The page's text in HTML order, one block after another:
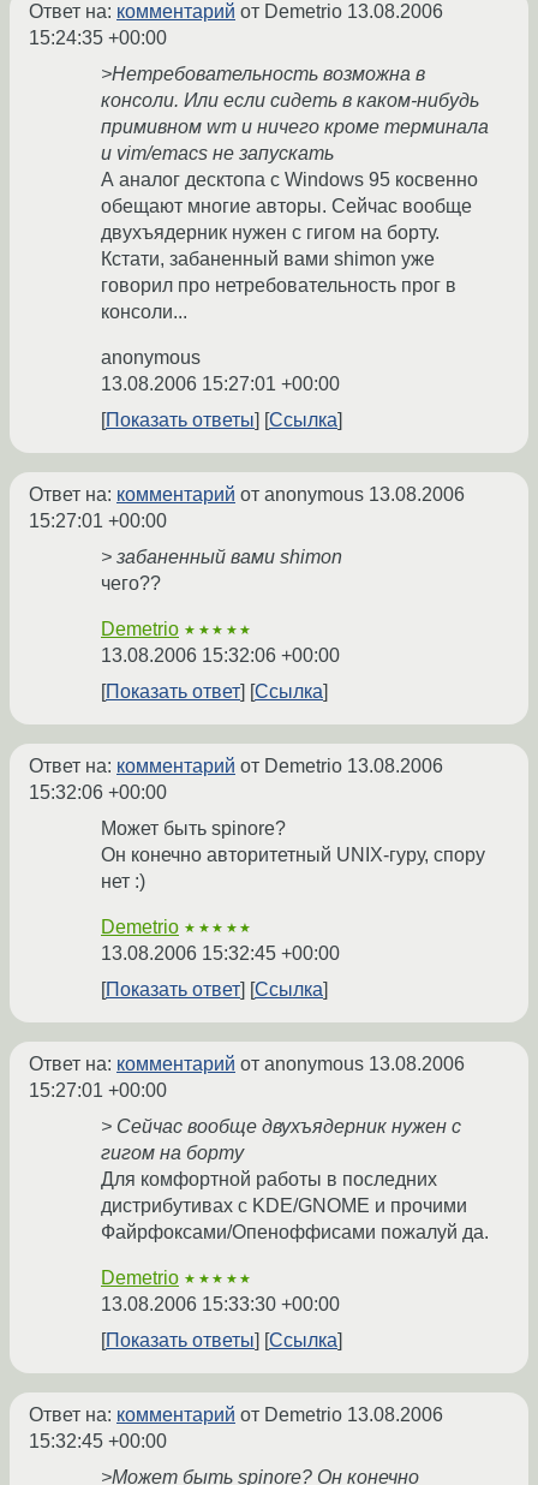
Ответ на: комментарий от Demetrio 13.08.2006
15:24:35 +00:00
>Нетребовательность возможна в
консоли. Или если сидеть в каком-нибудь
примивном wm и ничего кроме терминала
и vim/emacs не запускать
А аналог десктопа с Windows 95 косвенно
обещают многие авторы. Сейчас вообще
двухъядерник нужен с гигом на борту.
Кстати, забаненный вами shimon уже
говорил про нетребовательность прог в
консоли...
anonymous
13.08.2006 15:27:01 +00:00
Показать ответы
Ссылка
Ответ на: комментарий от anonymous 13.08.2006
15:27:01 +00:00
> забаненный вами shimon
чего??
Demetrio ★★★★★
13.08.2006 15:32:06 +00:00
Показать ответ
Ссылка
Ответ на: комментарий от Demetrio 13.08.2006
15:32:06 +00:00
Может быть spinore?
Он конечно авторитетный UNIX-гуру, спору
нет :)
Demetrio ★★★★★
13.08.2006 15:32:45 +00:00
Показать ответ
Ссылка
Ответ на: комментарий от anonymous 13.08.2006
15:27:01 +00:00
> Сейчас вообще двухъядерник нужен с
гигом на борту
Для комфортной работы в последних
дистрибутивах с KDE/GNOME и прочими
Файрфоксами/Опеноффисами пожалуй да.
Demetrio ★★★★★
13.08.2006 15:33:30 +00:00
Показать ответы
Ссылка
Ответ на: комментарий от Demetrio 13.08.2006
15:32:45 +00:00
>Может быть spinore? Он конечно